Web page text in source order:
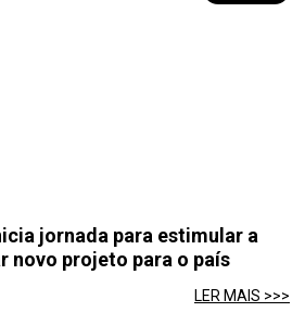
jornada para estimular a
novo projeto para o país
LER MAIS >>>